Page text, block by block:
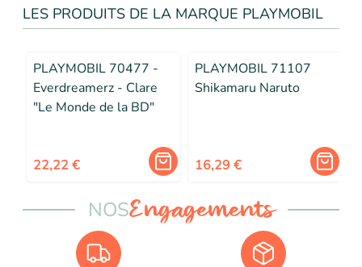
LES PRODUITS DE LA MARQUE PLAYMOBIL
PLAYMOBIL 70477 -
Everdreamerz - Clare
"Le Monde de la BD"
22,22 €
PLAYMOBIL 71107
Shikamaru Naruto
16,29 €
NOSEngagements